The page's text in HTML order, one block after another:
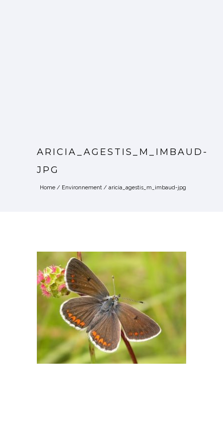
ARICIA_AGESTIS_M_IMBAUD-
JPG
Home / Environnement / aricia_agestis_m_imbaud-jpg